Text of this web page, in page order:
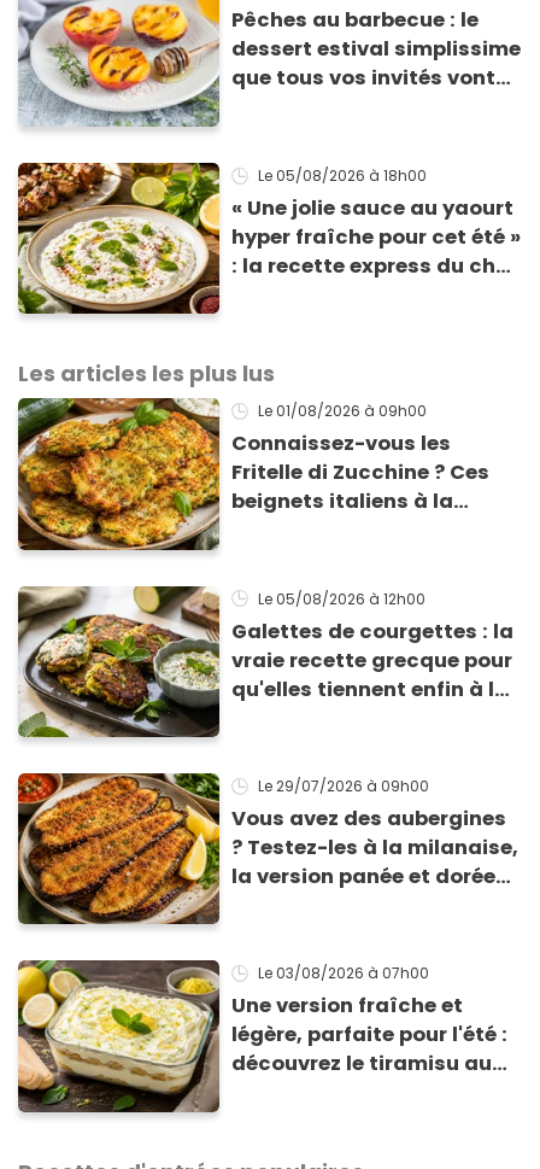
Pêches au barbecue : le
dessert estival simplissime
que tous vos invités vont
Le 05/08/2026 à 18h00
« Une jolie sauce au yaourt
hyper fraîche pour cet été »
: la recette express du chef
Les articles les plus lus
Le 01/08/2026 à 09h00
Connaissez-vous les
Fritelle di Zucchine ? Ces
beignets italiens à la
Le 05/08/2026 à 12h00
Galettes de courgettes : la
vraie recette grecque pour
qu'elles tiennent enfin à la
Le 29/07/2026 à 09h00
Vous avez des aubergines
? Testez-les à la milanaise,
la version panée et dorée
Le 03/08/2026 à 07h00
Une version fraîche et
légère, parfaite pour l'été :
découvrez le tiramisu au